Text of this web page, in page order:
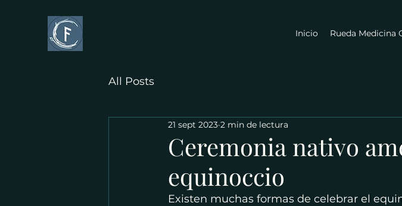
Inicio Rueda Medicina
All Posts
Ceremonia nativo
equinoccio
21 sept 2023 2 min de lectura
Existen muchas formas de celebrar el